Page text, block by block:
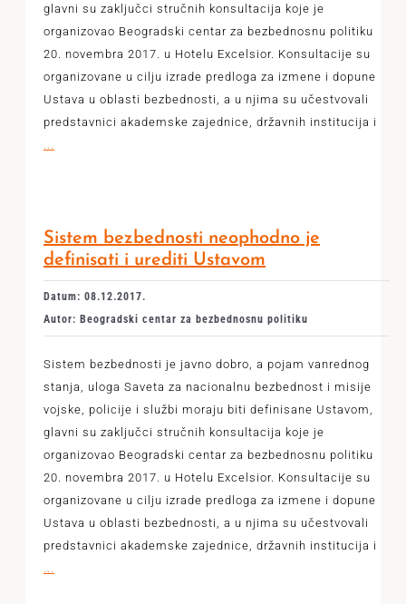
glavni su zaključci stručnih konsultacija koje je
organizovao Beogradski centar za bezbednosnu politiku
20. novembra 2017. u Hotelu Excelsior. Konsultacije su
organizovane u cilju izrade predloga za izmene i dopune
Ustava u oblasti bezbednosti, a u njima su učestvovali
predstavnici akademske zajednice, državnih institucija i
Sistem bezbednosti neophodno je
definisati i urediti Ustavom
Datum: 08.12.2017.
Autor: Beogradski centar za bezbednosnu politiku
Sistem bezbednosti je javno dobro, a pojam vanrednog
stanja, uloga Saveta za nacionalnu bezbednost i misije
vojske, policije i službi moraju biti definisane Ustavom,
glavni su zaključci stručnih konsultacija koje je
organizovao Beogradski centar za bezbednosnu politiku
20. novembra 2017. u Hotelu Excelsior. Konsultacije su
organizovane u cilju izrade predloga za izmene i dopune
Ustava u oblasti bezbednosti, a u njima su učestvovali
predstavnici akademske zajednice, državnih institucija i
...